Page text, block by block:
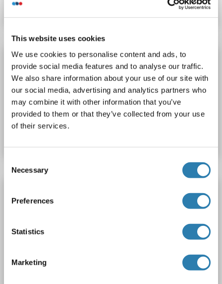
This website uses cookies
We use cookies to personalise content and ads, to
provide social media features and to analyse our traffic.
We also share information about your use of our site with
our social media, advertising and analytics partners who
may combine it with other information that you’ve
provided to them or that they’ve collected from your use
of their services.
Selection
Necessary
Preferences
Statistics
Marketing
Détails
PTGFR Kit ELISA
PTGFR Reactivité: Chien
Colorimetric
Cell Culture Supernatant, Plasma, Serum, Tissue Homogenate
N° du produit ABIN995030
PTGFR Reactivité: Boeuf (Vache)
Fiche technique